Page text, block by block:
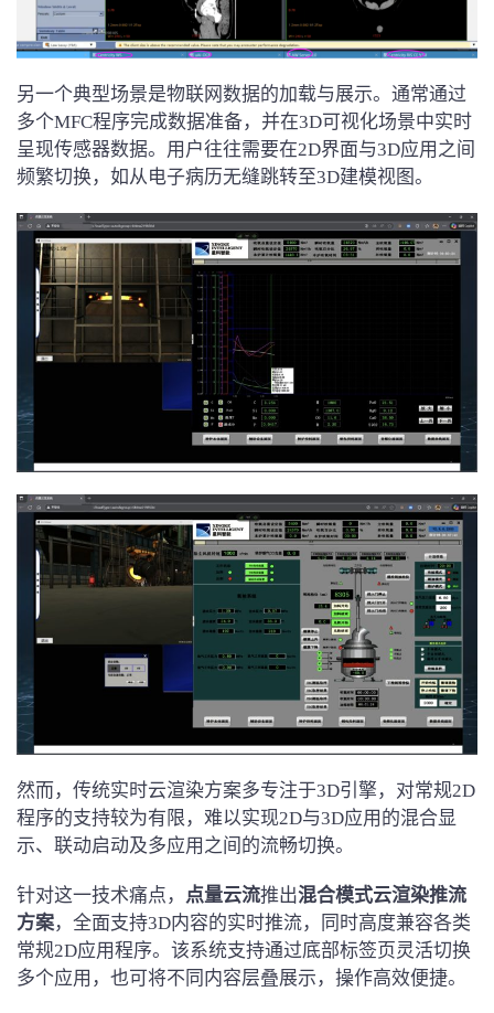
另一个典型场景是物联网数据的加载与展示。通常通过
多个MFC程序完成数据准备，并在3D可视化场景中实时
呈现传感器数据。用户往往需要在2D界面与3D应用之间
频繁切换，如从电子病历无缝跳转至3D建模视图。
然而，传统实时云渲染方案多专注于3D引擎，对常规2D
程序的支持较为有限，难以实现2D与3D应用的混合显
示、联动启动及多应用之间的流畅切换。
针对这一技术痛点， 点量云流推出混合模式云渲染推流
方案，全面支持3D内容的实时推流，同时高度兼容各类
常规2D应用程序。该系统支持通过底部标签页灵活切换
多个应用，也可将不同内容层叠展示，操作高效便捷。